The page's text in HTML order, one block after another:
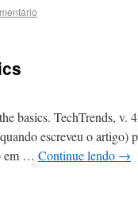
basics. TechTrends, v.
escreveu o artigo)
em … Continue lendo →